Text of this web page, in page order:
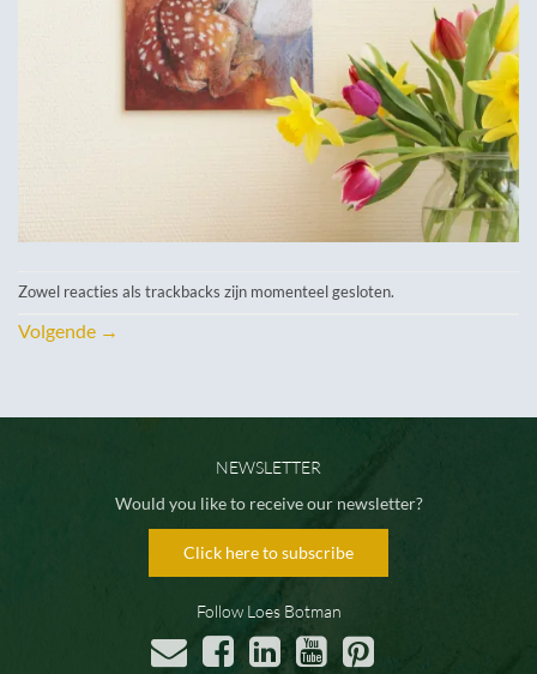
Zowel reacties als trackbacks zijn momenteel gesloten.
Volgende →
NEWSLETTER
Would you like to receive our newsletter?
Click here to subscribe
Follow Loes Botman